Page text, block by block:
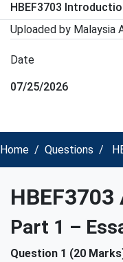
HBEF3703
Uploaded by Malaysia
Date
07/25/2026
Home Questions
Part 1 –
Question 1 (20